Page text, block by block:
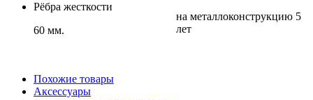
Рёбра жесткости
60 мм.
на металлоконструкцию 5
лет
Похожие товары
Аксессуары